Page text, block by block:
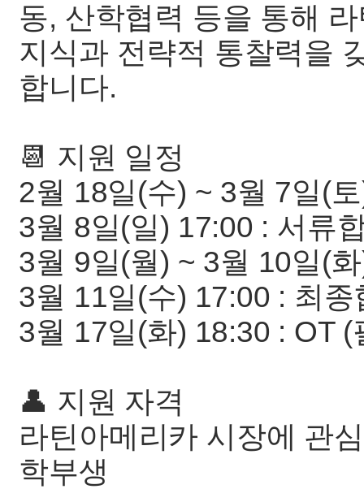
동, 산학협력 등을 통해
지식과 전략적 통찰력을
합니다.
📆 지원 일정
2월 18일(수) ~ 3월 7일(
3월 8일(일) 17:00 : 서류
3월 9일(월) ~ 3월 10일(
3월 11일(수) 17:00 : 최
3월 17일(화) 18:30 : OT (
👤 지원 자격
라틴아메리카 시장에 관
학부생